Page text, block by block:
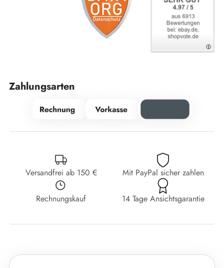
Zahlungsarten
Versandfrei ab 150 € Mit PayPal sicher zahlen
Rechnungskauf 14 Tage Ansichtsgarantie